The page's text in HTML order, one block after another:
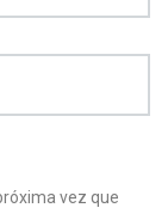
vez que